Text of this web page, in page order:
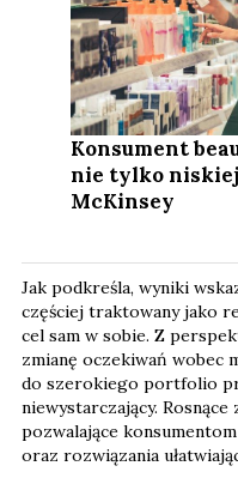
Konsument
nie tylko
McKinsey
Jak podkreśla, wyniki
częściej traktowany jako
cel sam w sobie. Z
zmianę oczekiwań wobec
do szerokiego portfolio
niewystarczający.
pozwalające
oraz rozwiązania